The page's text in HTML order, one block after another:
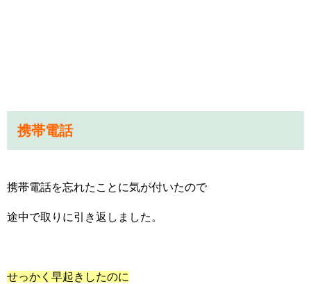
携帯電話
携帯電話を忘れたことに気が付いたので
途中で取りに引き返しました。
せっかく早起きしたのに